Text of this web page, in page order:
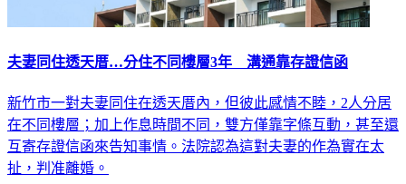
夫妻同住透天厝…分住不同樓層3年 溝通靠存證信函
新竹市一對夫妻同住在透天厝內，但彼此感情不睦，2人分居
在不同樓層；加上作息時間不同，雙方僅靠字條互動，甚至還
互寄存證信函來告知事情。法院認為這對夫妻的作為實在太
扯，判准離婚。